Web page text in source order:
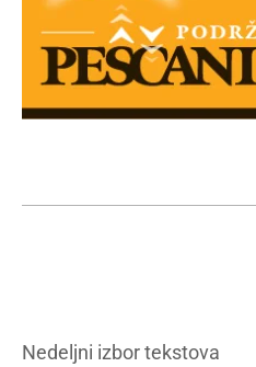
Nedeljni izbor tekstova